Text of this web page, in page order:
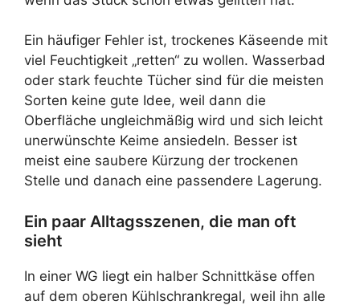
Ein häufiger Fehler ist, trockenes Käseende mit
viel Feuchtigkeit „retten“ zu wollen. Wasserbad
oder stark feuchte Tücher sind für die meisten
Sorten keine gute Idee, weil dann die
Oberfläche ungleichmäßig wird und sich leicht
unerwünschte Keime ansiedeln. Besser ist
meist eine saubere Kürzung der trockenen
Stelle und danach eine passendere Lagerung.
Ein paar Alltagsszenen, die man oft
sieht
In einer WG liegt ein halber Schnittkäse offen
auf dem oberen Kühlschrankregal, weil ihn alle